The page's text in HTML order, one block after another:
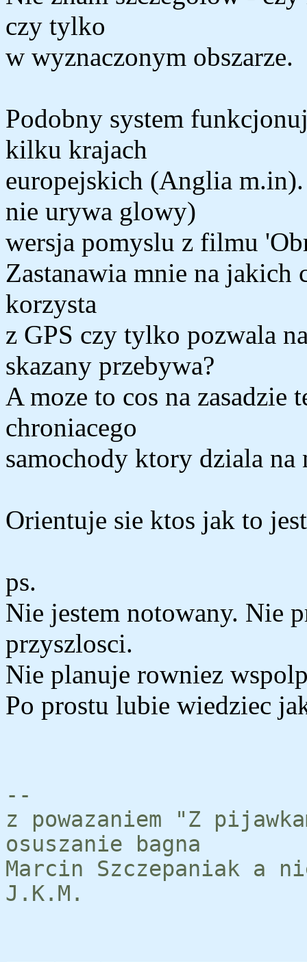
czy tylko
w wyznaczonym obszarze.
Podobny system
kilku krajach
europejskich (Anglia
nie urywa glowy)
wersja pomyslu z filmu
Zastanawia mnie na jakich
korzysta
z GPS czy tylko pozwala
skazany przebywa?
A moze to cos na zasadzie
chroniacego
samochody ktory dziala
Orientuje sie ktos jak to
ps.
Nie jestem notowany. Nie
przyszlosci.
Nie planuje rowniez
Po prostu lubie wiedziec
--
z powazaniem "Z
osuszanie bagna
Marcin Szczepaniak a
J.K.M.